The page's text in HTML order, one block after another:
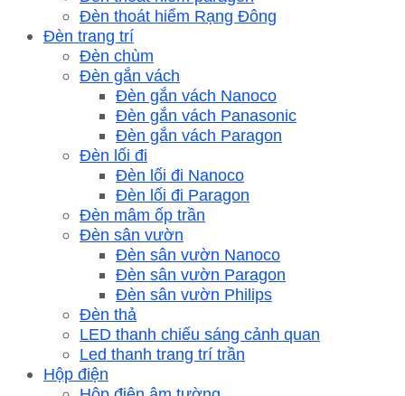
Đèn thoát hiểm Rạng Đông
Đèn trang trí
Đèn chùm
Đèn gắn vách
Đèn gắn vách Nanoco
Đèn gắn vách Panasonic
Đèn gắn vách Paragon
Đèn lối đi
Đèn lối đi Nanoco
Đèn lối đi Paragon
Đèn mâm ốp trần
Đèn sân vườn
Đèn sân vườn Nanoco
Đèn sân vườn Paragon
Đèn sân vườn Philips
Đèn thả
LED thanh chiếu sáng cảnh quan
Led thanh trang trí trần
Hộp điện